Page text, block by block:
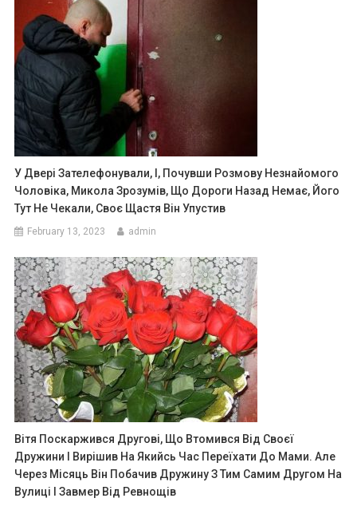
У Двері Зателефонували, І, Почувши Розмову Незнайомого
Чоловіка, Микола Зрозумів, Що Дороги Назад Немає, Його
Тут Не Чекали, Своє Щастя Він Упустив
February 13, 2023 admin
Вітя Поскаржився Другові, Що Втомився Від Своєї
Дружини І Вирішив На Якийсь Час Переїхати До Мами. Але
Через Місяць Він Побачив Дружину З Тим Самим Другом На
Вулиці І Завмер Від Ревнощів